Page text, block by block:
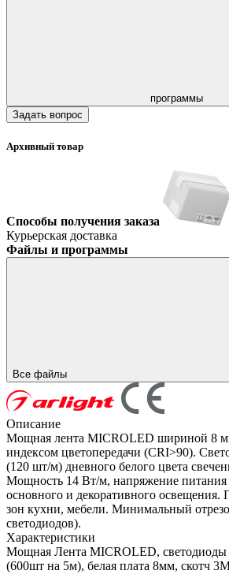
программы
Задать вопрос
Архивный товар
Способы получения заказа
Курьерская доставка
Файлы и программы
Все файлы
Описание
Мощная лента MICROLED шириной 8
индексом цветопередачи (CRI>90).
(120 шт/м) дневного белого цвета
Мощность 14 Вт/м, напряжение
основного и декоративного освещения.
зон кухни, мебели. Минимальный
светодиодов).
Характеристики
Мощная Лента MICROLED, светодиоды
(600шт на 5м), белая плата 8мм,